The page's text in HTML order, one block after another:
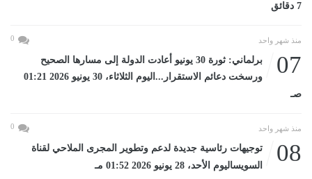
7 دقائق
منذ شهر واحد 0
07
برلماني: ثورة 30 يونيو أعادت الدولة إلى مسارها الصحيح
ورسخت دعائم الاستقرار...اليوم الثلاثاء، 30 يونيو 2026 01:21
صـ
منذ شهر واحد 0
08
توجيهات رئاسية جديدة لدعم وتطوير المجرى الملاحي لقناة
السويساليوم الأحد، 28 يونيو 2026 01:52 مـ